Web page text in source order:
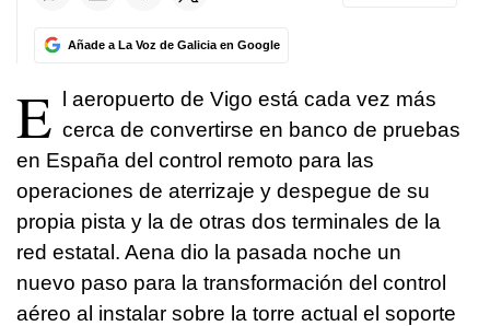
Añade a La Voz de Galicia en Google
E l aeropuerto de Vigo está cada vez más
cerca de convertirse en banco de pruebas
en España del control remoto para las
operaciones de aterrizaje y despegue de su
propia pista y la de otras dos terminales de la
red estatal. Aena dio la pasada noche un
nuevo paso para la transformación del control
aéreo al instalar sobre la torre actual el soporte